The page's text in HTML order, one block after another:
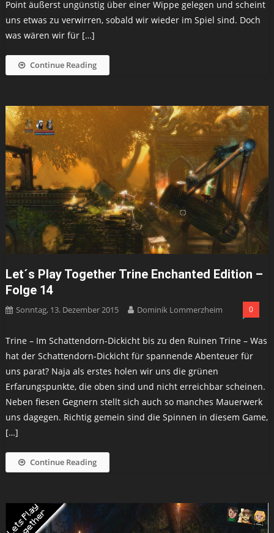
Point äußerst ungünstig über einer Wippe gelegen und scheint
uns etwas zu verwirren, sobald wir wieder im Spiel sind. Doch
was wären wir für […]
Continue Reading
Let´s Play Together Trine Enchanted Edition –
Folge 14
Sonntag, 13. Dezember 2015 Dominik Lommerzheim 0
Trine – Im Schattendorn-Dickicht bis zu den Ruinen Trine – Was
hat der Schattendorn-Dickicht für spannende Abenteuer für
uns parat? Naja als erstes holen wir uns die grünen
Erfarungspunkte, die oben sind und nicht erreichbar scheinen.
Neben fiesen Gegnern stellt sich auch so manches Mauerwerk
uns dagegen. Richtig gemein sind die Spinnen in diesem Game,
[…]
Continue Reading